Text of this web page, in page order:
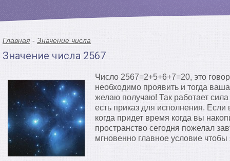
Главная Значение числа
Значение числа 2567
Число 2567=2+5+6+7=20, это
необходимо проявить и тогда
желаю получаю! Так работает
есть приказ для исполнения.
когда придет время когда вы
пространство сегодня пожелал
мгновенно главное условие